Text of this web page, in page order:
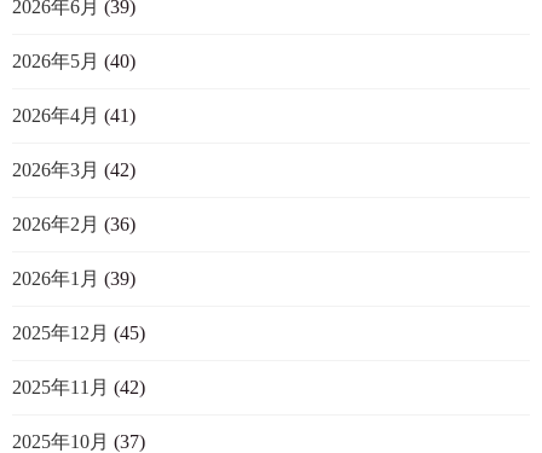
2026年6月 (39)
2026年5月 (40)
2026年4月 (41)
2026年3月 (42)
2026年2月 (36)
2026年1月 (39)
2025年12月 (45)
2025年11月 (42)
2025年10月 (37)